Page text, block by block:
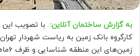
به گزارش ساختمان آنلاین: با تصویب
کارگروه بانک زمین به ریاست شهردار